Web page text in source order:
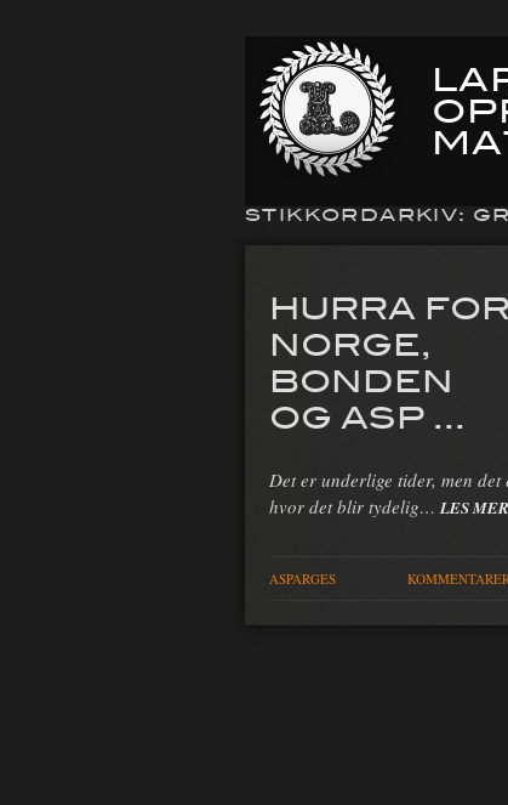
STIKKORDARKIV:
HURRA FOR
NORGE,
BONDEN
OG ASP ...
Det er underlige tider, men
hvor det blir tydelig… LES MER
ASPARGES